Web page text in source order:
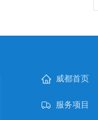
威都首页
服务项目